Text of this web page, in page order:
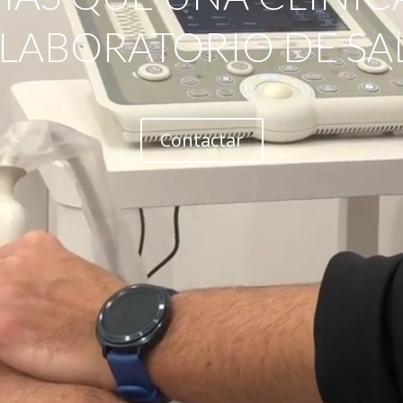
DE
Contactar